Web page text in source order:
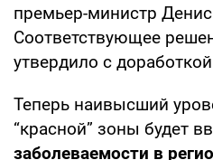
премьер-министр
Соответствующее
утвердило с
Теперь наивысший
“красной” зоны будет
заболеваемости в